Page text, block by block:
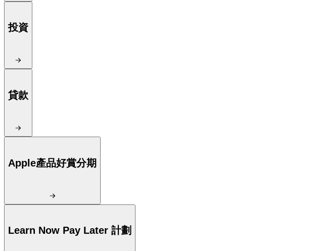
投資
貸款
Apple產品好賞分期
Learn Now Pay Later 計劃